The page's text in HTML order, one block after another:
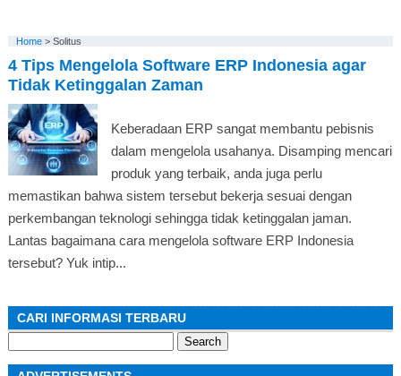
Home> Solitus
4 Tips Mengelola Software ERP Indonesia agar
Tidak Ketinggalan Zaman
Keberadaan ERP sangat membantu pebisnis
dalam mengelola usahanya. Disamping mencari
produk yang terbaik, anda juga perlu
memastikan bahwa sistem tersebut bekerja sesuai dengan
perkembangan teknologi sehingga tidak ketinggalan jaman.
Lantas bagaimana cara mengelola software ERP Indonesia
tersebut? Yuk intip...
CARI INFORMASI TERBARU
for: